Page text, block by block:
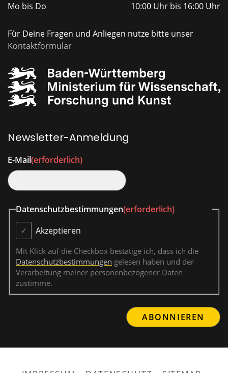
Mo bis Do 10:00 Uhr bis 16:00 Uhr
Für Deine Fragen und Anliegen nutze bitte unser
Kontaktformular
Newsletter-Anmeldung
E-Mail(erforderlich)
Datenschutzbestimmungen(erforderlich)
Akzeptieren
Mit Klick auf die Checkbox bestätige ich, dass ich die
Datenschutzbestimmungen gelesen haben und der
Verarbeitung meiner personenbezogener Daten
zustimme.